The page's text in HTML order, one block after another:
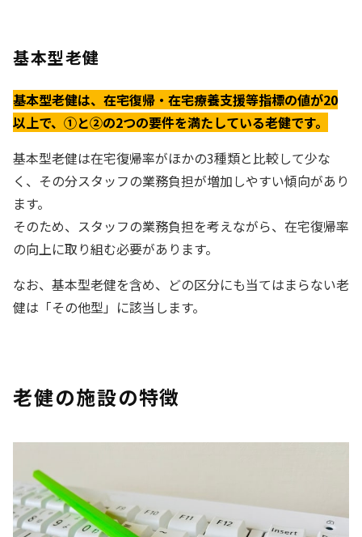
基本型老健
基本型老健は、在宅復帰・在宅療養支援等指標の値が20
以上で、①と②の2つの要件を満たしている老健です。
基本型老健は在宅復帰率がほかの3種類と比較して少な
く、その分スタッフの業務負担が増加しやすい傾向があり
ます。
そのため、スタッフの業務負担を考えながら、在宅復帰率
の向上に取り組む必要があります。
なお、基本型老健を含め、どの区分にも当てはまらない老
健は「その他型」に該当します。
老健の施設の特徴